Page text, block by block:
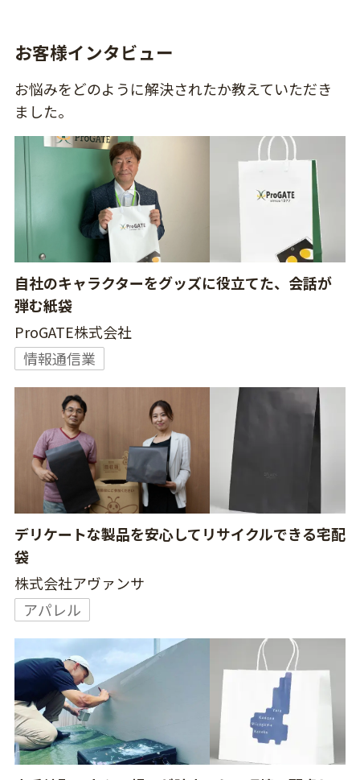
お客様インタビュー
お悩みをどのように解決されたか教えていただき
ました。
自社のキャラクターをグッズに役立てた、会話が
弾む紙袋
ProGATE株式会社
情報通信業
デリケートな製品を安心してリサイクルできる宅配
袋
株式会社アヴァンサ
アパレル